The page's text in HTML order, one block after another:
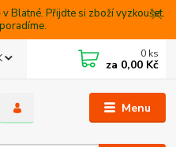
Blatné. Přijdte si zboží vyzkoušet.
Menu
0 ks
za 0,00 Kč